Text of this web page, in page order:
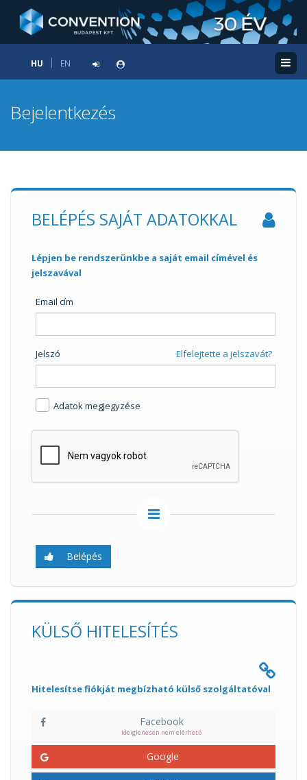
HU EN
Bejelentkezés
BELÉPÉS SAJÁT ADATOKKAL
Lépjen be rendszerünkbe a saját email címével és
jelszavával
Email cím
Elfelejtette a jelszavát?
Jelszó
Adatok megjegyzése
Belépés
KÜLSŐ HITELESÍTÉS
Hitelesítse fiókját megbízható külső szolgáltatóval
Facebook
Ideiglenesen nem elérhető
Google